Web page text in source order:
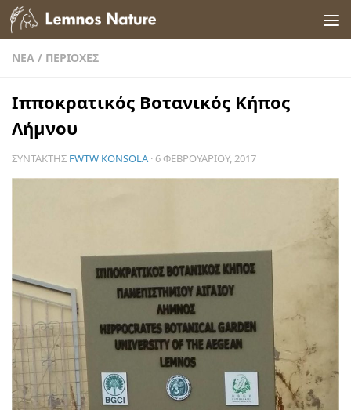
Skip to content
ΝΈΑ / ΠΕΡΙΟΧΈΣ
Ιπποκρατικός Βοτανικός Κήπος
Λήμνου
ΣΥΝΤΆΚΤΗΣ FWTW KONSOLA · 6 ΦΕΒΡΟΥΑΡΊΟΥ, 2017